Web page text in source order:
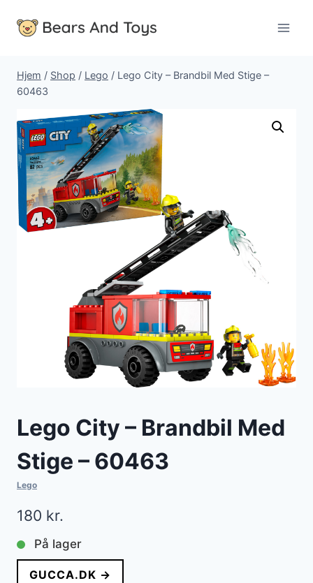
Hjem / Shop / Lego / Lego City – Brandbil Med Stige –
60463
Lego City – Brandbil Med
Stige – 60463
Lego
180 kr.
På lager
GUCCA.DK →